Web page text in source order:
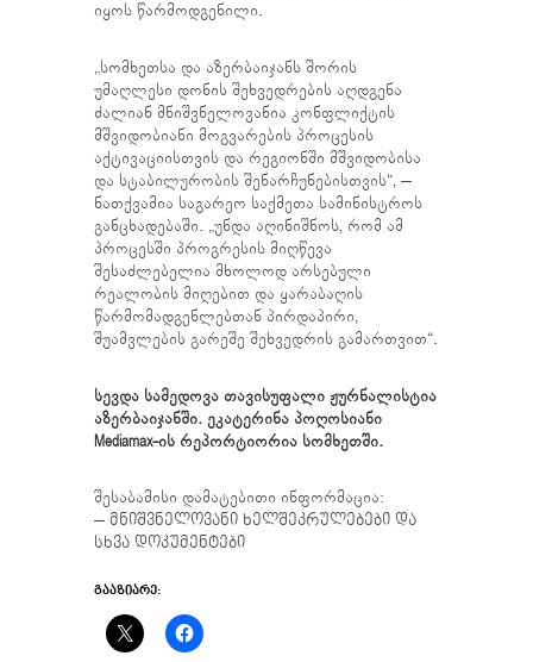
იყოს წარმოდგენილი.
„სომხეთსა და აზერბაიჯანს შორის
უმაღლესი დონის შეხვედრების აღდგენა
ძალიან მნიშვნელოვანია კონფლიქტის
მშვიდობიანი მოგვარების პროცესის
აქტივაციისთვის და რეგიონში მშვიდობისა
და სტაბილურობის შენარჩუნებისთვის“, –
ნათქვამია საგარეო საქმეთა სამინისტროს
განცხადებაში. „უნდა აღინიშნოს, რომ ამ
პროცესში პროგრესის მიღწევა
შესაძლებელია მხოლოდ არსებული
რეალობის მიღებით და ყარაბაღის
წარმომადგენლებთან პირდაპირი,
შუამვლების გარეშე შეხვედრის გამართვით“.
სევდა სამედოვა თავისუფალი ჟურნალისტია
აზერბაიჯანში. ეკატერინა პოღოსიანი
Mediamax-ის რეპორტიორია სომხეთში.
შესაბამისი დამატებითი ინფორმაცია:
– მნიშვნელოვანი ხელშეკრულებები და
სხვა დოკუმენტები
ᲒᲐᲐᲖᲘᲐᲠᲔ: